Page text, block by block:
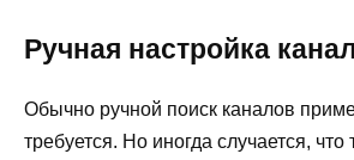
Ручная настройка
Обычно ручной поиск каналов
требуется. Но иногда случается, что